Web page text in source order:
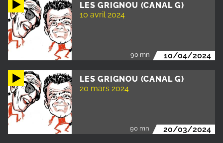
LES GRIGNOU (CANAL G)
10 avril 2024
90 mn 10/04/2024
LES GRIGNOU (CANAL G)
20 mars 2024
90 mn 20/03/2024